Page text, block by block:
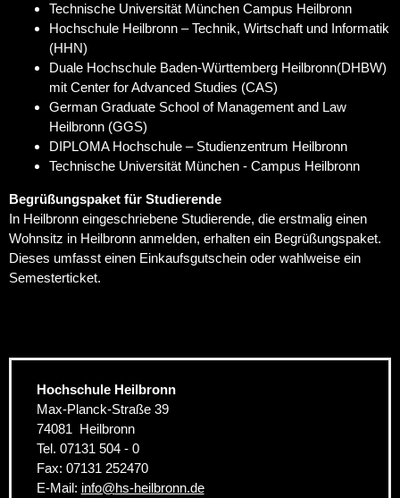
Technische Universität München Campus Heilbronn
Hochschule Heilbronn – Technik, Wirtschaft und Informatik
(HHN)
Duale Hochschule Baden-Württemberg Heilbronn(DHBW)
mit Center for Advanced Studies (CAS)
German Graduate School of Management and Law
Heilbronn (GGS)
DIPLOMA Hochschule – Studienzentrum Heilbronn
Technische Universität München - Campus Heilbronn
Begrüßungspaket für Studierende
In Heilbronn eingeschriebene Studierende, die erstmalig einen
Wohnsitz in Heilbronn anmelden, erhalten ein Begrüßungspaket.
Dieses umfasst einen Einkaufsgutschein oder wahlweise ein
Semesterticket.
Hochschule Heilbronn
Max-Planck-Straße 39
74081 Heilbronn
Tel. 07131 504 - 0
Fax: 07131 252470
E-Mail: info@hs-heilbronn.de